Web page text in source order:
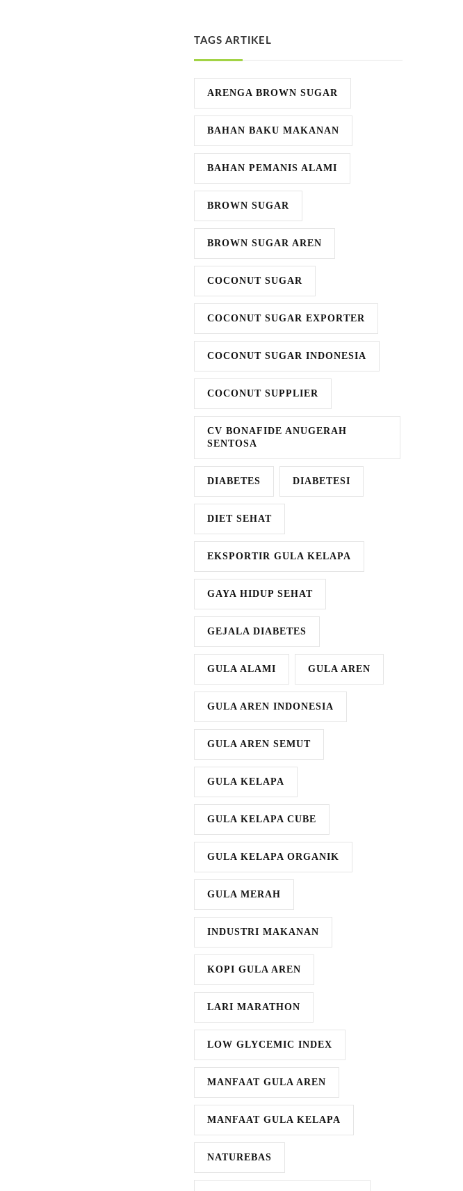
TAGS ARTIKEL
ARENGA BROWN SUGAR
BAHAN BAKU MAKANAN
BAHAN PEMANIS ALAMI
BROWN SUGAR
BROWN SUGAR AREN
COCONUT SUGAR
COCONUT SUGAR EXPORTER
COCONUT SUGAR INDONESIA
COCONUT SUPPLIER
CV BONAFIDE ANUGERAH
SENTOSA
DIABETES DIABETESI
DIET SEHAT
EKSPORTIR GULA KELAPA
GAYA HIDUP SEHAT
GEJALA DIABETES
GULA ALAMI GULA AREN
GULA AREN INDONESIA
GULA AREN SEMUT
GULA KELAPA
GULA KELAPA CUBE
GULA KELAPA ORGANIK
GULA MERAH
INDUSTRI MAKANAN
KOPI GULA AREN
LARI MARATHON
LOW GLYCEMIC INDEX
MANFAAT GULA AREN
MANFAAT GULA KELAPA
NATUREBAS